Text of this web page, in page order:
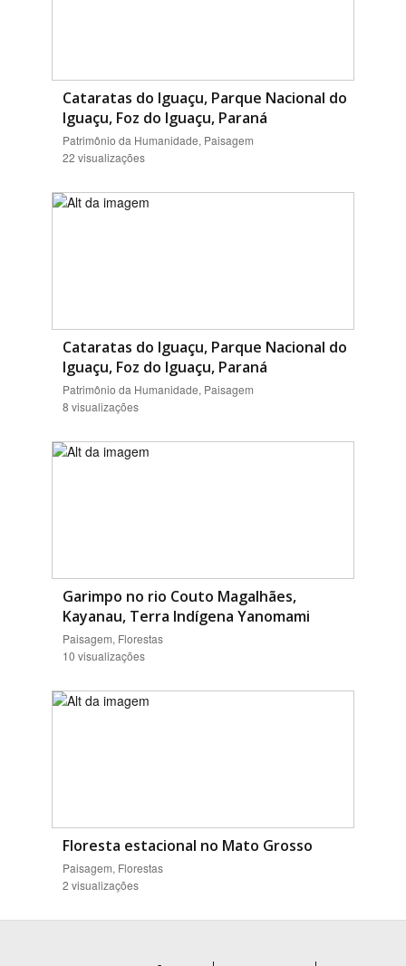
Cataratas do Iguaçu, Parque Nacional do
Iguaçu, Foz do Iguaçu, Paraná
Patrimônio da Humanidade, Paisagem
22 visualizações
Cataratas do Iguaçu, Parque Nacional do
Iguaçu, Foz do Iguaçu, Paraná
Patrimônio da Humanidade, Paisagem
8 visualizações
Garimpo no rio Couto Magalhães,
Kayanau, Terra Indígena Yanomami
Paisagem, Florestas
10 visualizações
Floresta estacional no Mato Grosso
Paisagem, Florestas
2 visualizações